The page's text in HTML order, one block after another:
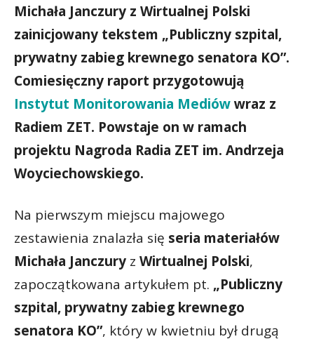
Michała Janczury z Wirtualnej Polski
zainicjowany tekstem „Publiczny szpital,
prywatny zabieg krewnego senatora KO”.
Comiesięczny raport przygotowują
Instytut Monitorowania Mediówwraz z
Radiem ZET. Powstaje on w ramach
projektu Nagroda Radia ZET im. Andrzeja
Woyciechowskiego.
Na pierwszym miejscu majowego
zestawienia znalazła się seria materiałów
Michała Janczury z Wirtualnej Polski,
zapoczątkowana artykułem pt. „Publiczny
szpital, prywatny zabieg krewnego
senatora KO”, który w kwietniu był drugą